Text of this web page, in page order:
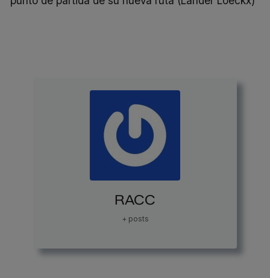
RACC
+ posts